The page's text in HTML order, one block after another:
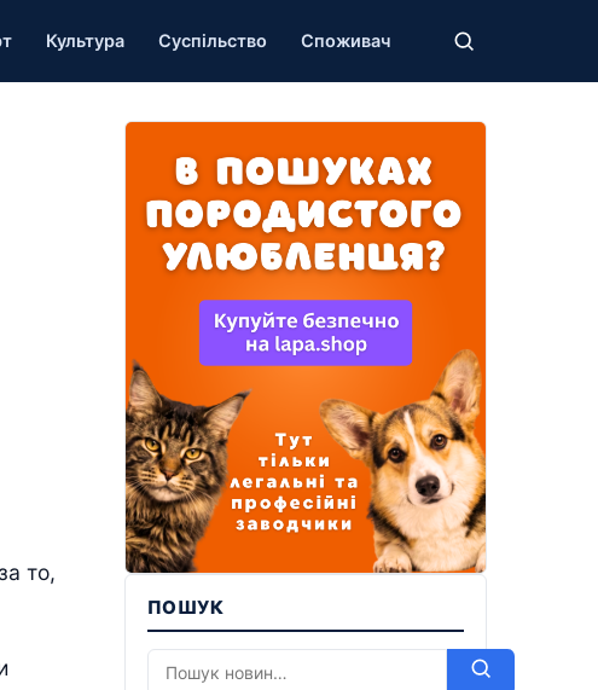
Культура Суспільство Споживач
то,
ПОШУК